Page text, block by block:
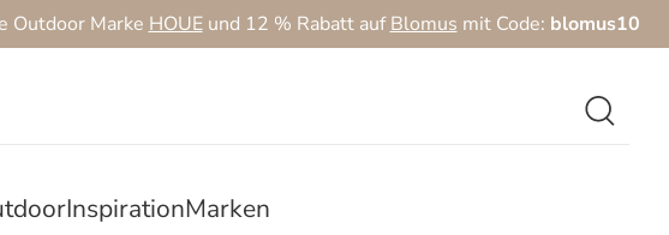
Outdoor Marke HOUEund 12 % Rabatt aufBlomus mit Code: blomus10
InspirationMarken